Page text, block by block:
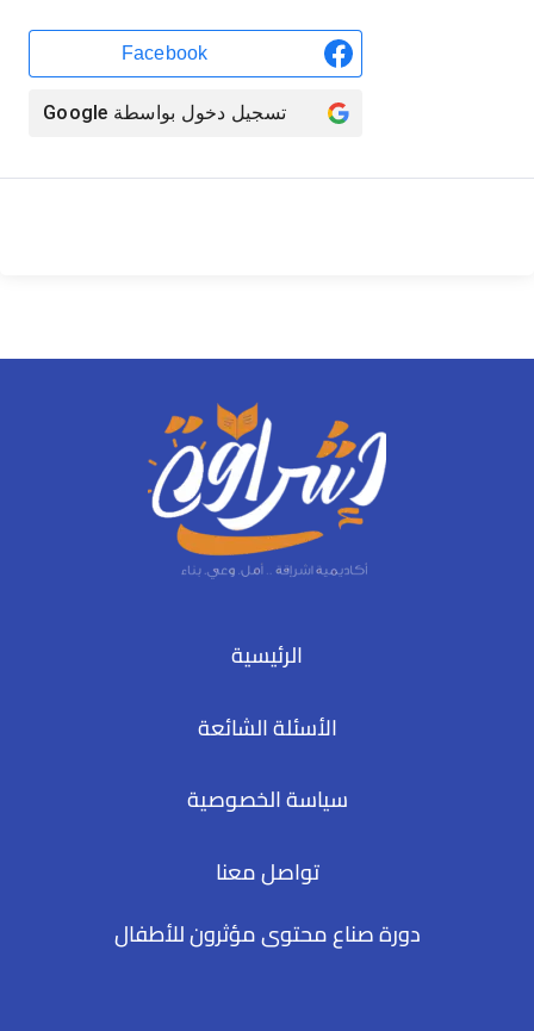
Facebook
تسجيل دخول بواسطة Google
الرئيسية
الأسئلة الشائعة
سياسة الخصوصية
تواصل معنا
دورة صناع محتوى مؤثرون للأطفال